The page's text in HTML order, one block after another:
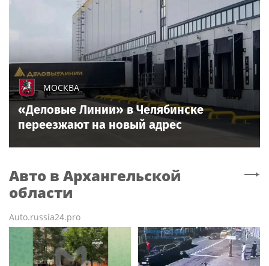
МОСКВА
«Деловые Линии» в Челябинске
переезжают на новый адрес
Авто в Архангельской
области
Auto.russia24.pro